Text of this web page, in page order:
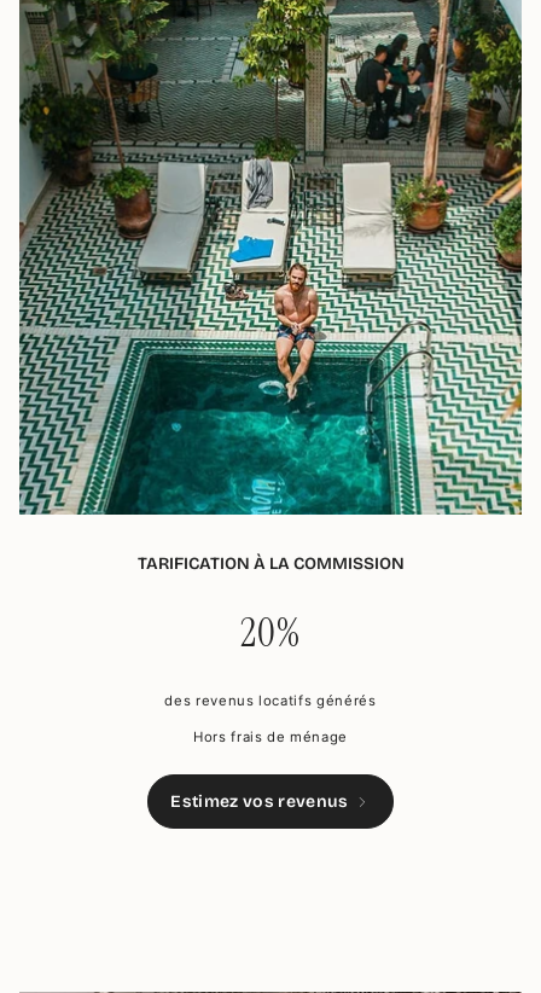
TARIFICATION À LA COMMISSION
20%
des revenus locatifs générés
Hors frais de ménage
Estimez vos revenus